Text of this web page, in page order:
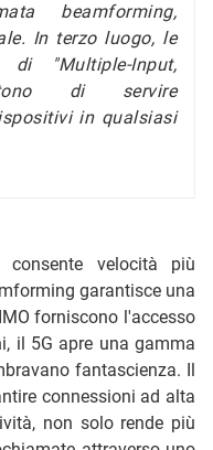
beamforming,
In terzo luogo, le
di "Multiple-Input,
di servire
in qualsiasi
consente velocità più
garantisce una
forniscono l'accesso
il 5G apre una gamma
fantascienza. Il
connessioni ad alta
non solo rende più